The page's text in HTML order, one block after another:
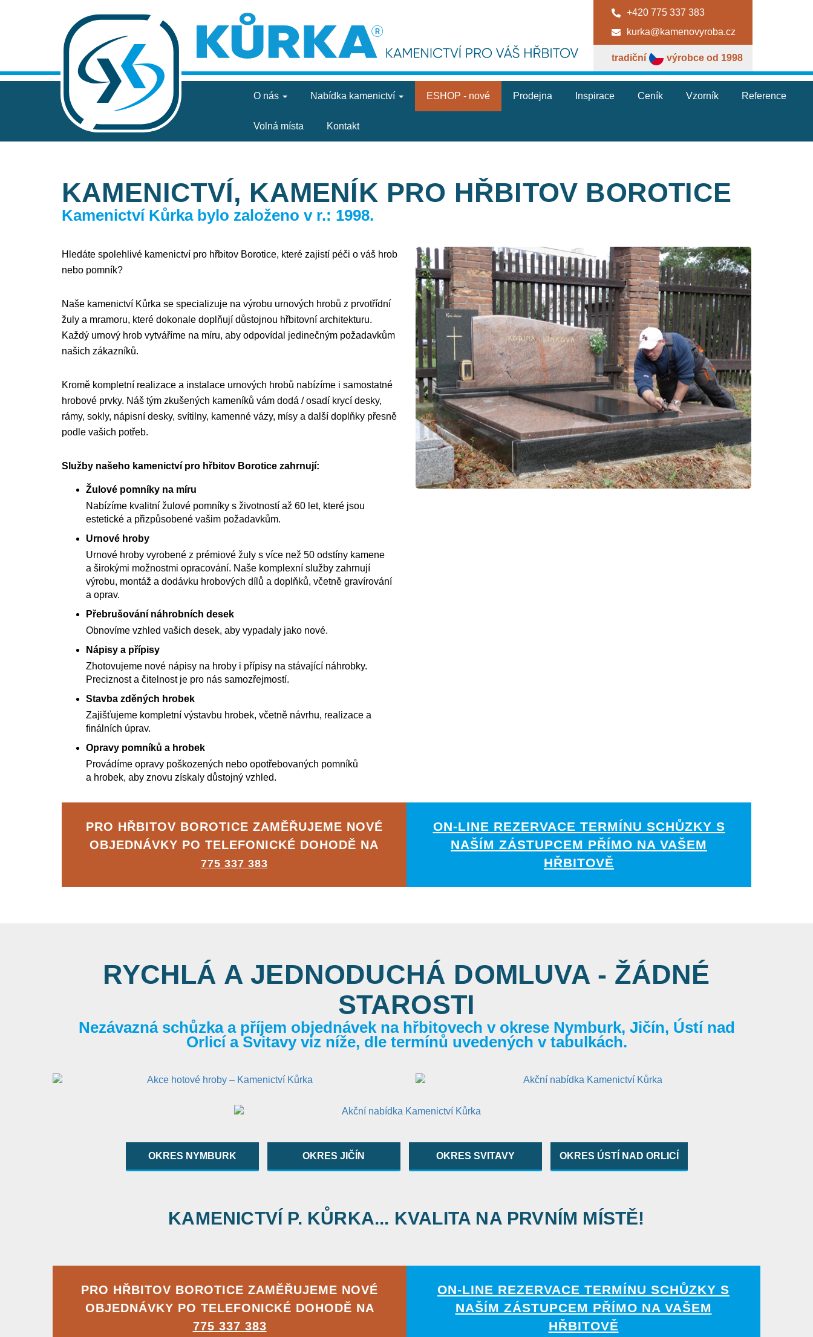
+420 775 337 383
kurka@kamenovyroba.cz
tradiční výrobce od 1998
O nás Nabídka kamenictví ESHOP - nové Prodejna Inspirace Ceník Vzorník Reference
Volná místa Kontakt
KAMENICTVÍ, KAMENÍK PRO HŘBITOV BOROTICE
Kamenictví Kůrka bylo založeno v r.: 1998.
Hledáte spolehlivé kamenictví pro hřbitov Borotice, které zajistí péči o váš hrob
nebo pomník?
Naše kamenictví Kůrka se specializuje na výrobu urnových hrobů z prvotřídní
žuly a mramoru, které dokonale doplňují důstojnou hřbitovní architekturu.
Každý urnový hrob vytváříme na míru, aby odpovídal jedinečným požadavkům
našich zákazníků.
Kromě kompletní realizace a instalace urnových hrobů nabízíme i samostatné
hrobové prvky. Náš tým zkušených kameníků vám dodá / osadí krycí desky,
rámy, sokly, nápisní desky, svítilny, kamenné vázy, mísy a další doplňky přesně
podle vašich potřeb.
Služby našeho kamenictví pro hřbitov Borotice zahrnují:
Žulové pomníky na míru
Nabízíme kvalitní žulové pomníky s životností až 60 let, které jsou
estetické a přizpůsobené vašim požadavkům.
Urnové hroby
Urnové hroby vyrobené z prémiové žuly s více než 50 odstíny kamene
a širokými možnostmi opracování. Naše komplexní služby zahrnují
výrobu, montáž a dodávku hrobových dílů a doplňků, včetně gravírování
a oprav.
Přebrušování náhrobních desek
Obnovíme vzhled vašich desek, aby vypadaly jako nové.
Nápisy a přípisy
Zhotovujeme nové nápisy na hroby i přípisy na stávající náhrobky.
Preciznost a čitelnost je pro nás samozřejmostí.
Stavba zděných hrobek
Zajišťujeme kompletní výstavbu hrobek, včetně návrhu, realizace a
finálních úprav.
Opravy pomníků a hrobek
Provádíme opravy poškozených nebo opotřebovaných pomníků
a hrobek, aby znovu získaly důstojný vzhled.
PRO HŘBITOV BOROTICE ZAMĚŘUJEME NOVÉ
OBJEDNÁVKY PO TELEFONICKÉ DOHODĚ NA
775 337 383
ON-LINE REZERVACE TERMÍNU SCHŮZKY S
NAŠÍM ZÁSTUPCEM PŘÍMO NA VAŠEM
HŘBITOVĚ
RYCHLÁ A JEDNODUCHÁ DOMLUVA - ŽÁDNÉ
STAROSTI
Nezávazná schůzka a příjem objednávek na hřbitovech v okrese Nymburk, Jičín, Ústí nad
Orlicí a Svitavy viz níže, dle termínů uvedených v tabulkách.
OKRES NYMBURK OKRES JIČÍN OKRES SVITAVY OKRES ÚSTÍ NAD ORLICÍ
KAMENICTVÍ P. KŮRKA... KVALITA NA PRVNÍM MÍSTĚ!
PRO HŘBITOV BOROTICE ZAMĚŘUJEME NOVÉ
OBJEDNÁVKY PO TELEFONICKÉ DOHODĚ NA
775 337 383
ON-LINE REZERVACE TERMÍNU SCHŮZKY S
NAŠÍM ZÁSTUPCEM PŘÍMO NA VAŠEM
HŘBITOVĚ